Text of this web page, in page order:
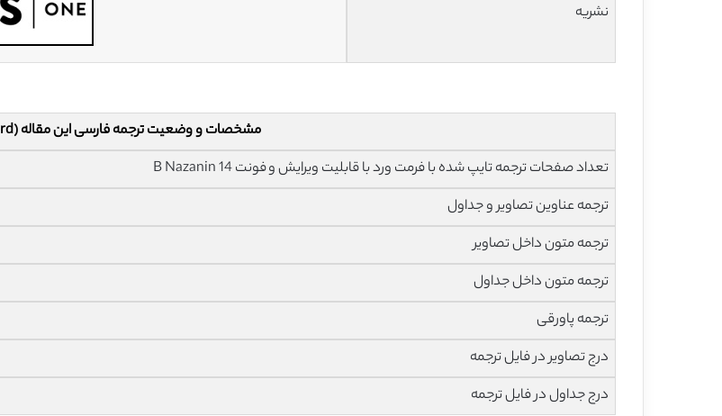
نشریه
مشخصات و وضعیت ترجمه فارسی این مقاله (Word)
تعداد صفحات ترجمه تایپ شده با فرمت ورد با قابلیت ویرایش و فونت 14 B Nazanin
ترجمه عناوین تصاویر و جداول
ترجمه متون داخل تصاویر
ترجمه متون داخل جداول
ترجمه پاورقی
درج تصاویر در فایل ترجمه
درج جداول در فایل ترجمه